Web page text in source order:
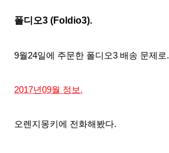
폴디오3 (Fold io3).
9월24일에 주문한 폴디오3 배송 문제로.
2017년09월 정보.
오렌지몽키에 전화해봤다.